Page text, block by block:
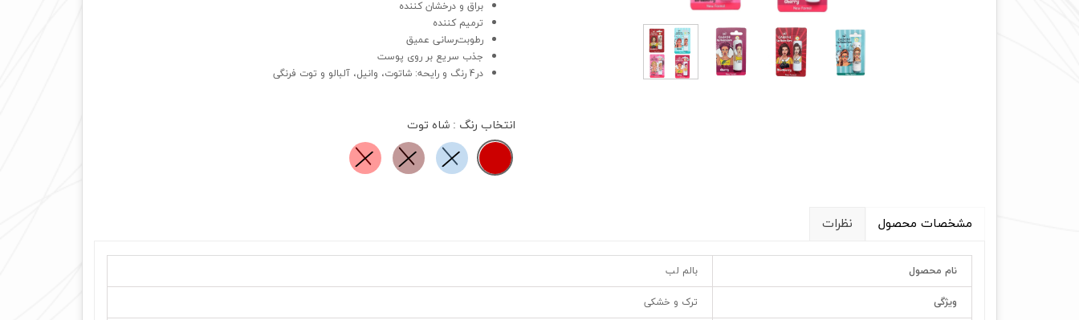
براق و درخشان کننده
ترمیم کننده
رطوبت‌رسانی عمیق
جذب سریع بر روی پوست
در4 رنگ و رایحه: شاتوت، وانیل، آلبالو و توت فرنگی
انتخاب رنگ : شاه توت
مشخصات محصول نظرات
نام محصول بالم لب
ویژگی ترک و خشکی